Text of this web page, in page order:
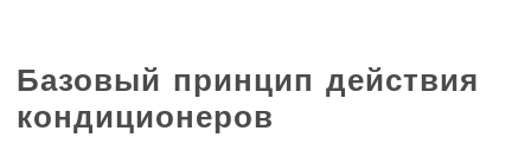
Базовый принцип действия
кондиционеров